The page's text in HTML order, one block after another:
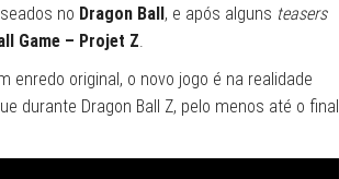
no Dragon Ball, e após alguns teasers
Game – Projet Z
enredo original, o novo jogo é na realidade
durante Dragon Ball Z, pelo menos até o final